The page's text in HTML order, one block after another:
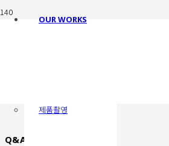
OUR WORKS
제품촬영
Q&A